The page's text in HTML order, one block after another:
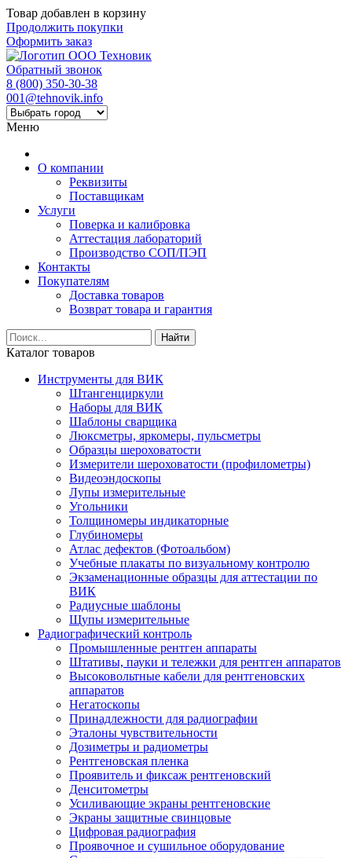
Товар добавлен в корзину
Продолжить покупки
Оформить заказ
Обратный звонок
8 (800) 350-30-38
001@tehnovik.info
Меню
О компании
Реквизиты
Поставщикам
Услуги
Поверка и калибровка
Аттестация лабораторий
Производство СОП/ПЭП
Контакты
Покупателям
Доставка товаров
Возврат товара и гарантия
Найти
Каталог товаров
Инструменты для ВИК
Штангенциркули
Наборы для ВИК
Шаблоны сварщика
Люксметры, яркомеры, пульсметры
Образцы шероховатости
Измерители шероховатости (профилометры)
Видеоэндоскопы
Лупы измерительные
Угольники
Толщиномеры индикаторные
Глубиномеры
Атлас дефектов (Фотоальбом)
Учебные плакаты по визуальному контролю
Экзаменационные образцы для аттестации по
ВИК
Радиусные шаблоны
Щупы измерительные
Радиографический контроль
Промышленные рентген аппараты
Штативы, пауки и тележки для рентген аппаратов
Высоковольтные кабели для рентгеновских
аппаратов
Негатоскопы
Принадлежности для радиографии
Эталоны чувствительности
Дозиметры и радиометры
Рентгеновская пленка
Проявитель и фиксаж рентгеновский
Денситометры
Усиливающие экраны рентгеновские
Экраны защитные свинцовые
Цифровая радиография
Проявочное и сушильное оборудование